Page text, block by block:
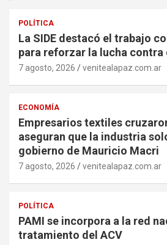
POLÍTICA
La SIDE destacó el trabajo
para reforzar la lucha
7 agosto, 2026 venitealapaz.com.ar
ECONOMÍA
Empresarios textiles
aseguran que la industria
gobierno de Mauricio Macri
7 agosto, 2026 venitealapaz.com.ar
POLÍTICA
PAMI se incorpora a la red
tratamiento del ACV